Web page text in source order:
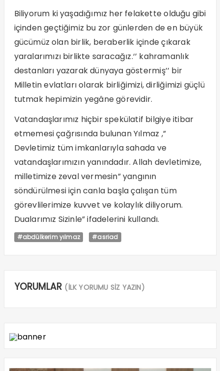
Biliyorum ki yaşadığımız her felakette olduğu gibi
içinden geçtiğimiz bu zor günlerden de en büyük
gücümüz olan birlik, beraberlik içinde çıkarak
yaralarımızı birlikte saracağız.‘’ kahramanlık
destanları yazarak dünyaya göstermiş’’ bir
Milletin evlatları olarak birliğimizi, dirliğimizi güçlü
tutmak hepimizin yegâne görevidir.
Vatandaşlarımız hiçbir spekülatif bilgiye itibar
etmemesi çağrısında bulunan Yılmaz ,”
Devletimiz tüm imkanlarıyla sahada ve
vatandaşlarımızın yanındadır. Allah devletimize,
milletimize zeval vermesin” yangının
söndürülmesi için canla başla çalışan tüm
görevlilerimize kuvvet ve kolaylık diliyorum.
Dualarımız Sizinle” ifadelerini kullandı.
#abdülkerim yılmaz #asriad
YORUMLAR (İLK YORUMU SİZ YAZIN)